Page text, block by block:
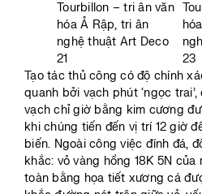
Tạo tác thủ công có độ chính
quanh bởi vạch phút ‘ngọc
vạch chỉ giờ bằng kim cương
khi chúng tiến đến vị trí 12 giờ
biến. Ngoài công việc đính đá,
khắc: vỏ vàng hồng 18K 5N
toàn bằng họa tiết xương cá